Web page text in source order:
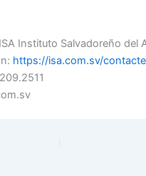
Instituto Salvadoreño del
https://isa.com.sv/